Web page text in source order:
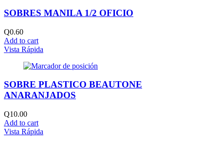
SOBRES MANILA 1/2 OFICIO
Q0.60
Add to cart
Vista Rápida
SOBRE PLASTICO BEAUTONE
ANARANJADOS
Q10.00
Add to cart
Vista Rápida